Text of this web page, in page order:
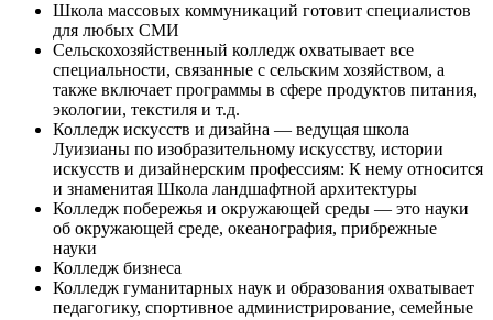
Школа массовых коммуникаций готовит специалистов
для любых СМИ
Сельскохозяйственный колледж охватывает все
специальности, связанные с сельским хозяйством, а
также включает программы в сфере продуктов питания,
экологии, текстиля и т.д.
Колледж искусств и дизайна — ведущая школа
Луизианы по изобразительному искусству, истории
искусств и дизайнерским профессиям: К нему относится
и знаменитая Школа ландшафтной архитектуры
Колледж побережья и окружающей среды — это науки
об окружающей среде, океанография, прибрежные
науки
Колледж бизнеса
Колледж гуманитарных наук и образования охватывает
педагогику, спортивное администрирование, семейные